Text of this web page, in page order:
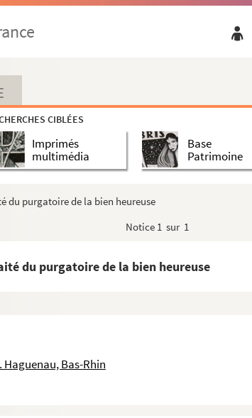
CIBLÉES
Imprimés
multimédia
Base
Patrimoine
du purgatoire de la bien heureuse
Notice 1 sur 1
du purgatoire de la bien heureuse
Haguenau, Bas-Rhin